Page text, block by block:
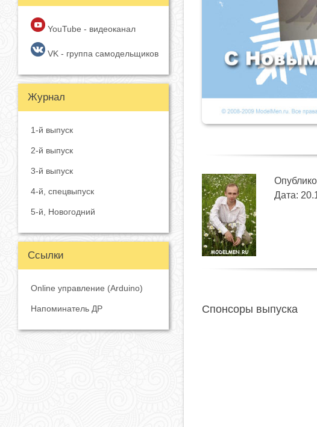
Дата:
Спонсоры выпуска
YouTube - видеоканал
VK - группа самодельщиков
Журнал
1-й выпуск
2-й выпуск
3-й выпуск
4-й, спецвыпуск
5-й, Новогодний
Ссылки
Online управление (Arduino)
Напоминатель ДР